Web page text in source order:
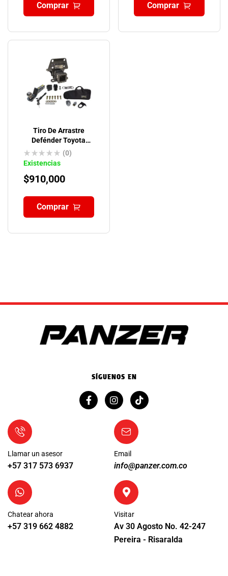
Comprar Comprar
Tiro De Arrastre
Defénder Toyota
4runner
(0)
Existencias
$910,000
Comprar
SÍGUENOS EN
Llamar un asesor
+57 317 573 6937
Chatear ahora
+57 319 662 4882
Email
info@panzer.com.co
Visitar
Av 30 Agosto No. 42-247
Pereira - Risaralda